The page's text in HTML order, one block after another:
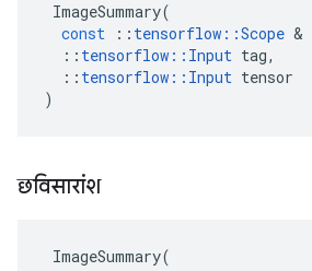
ImageSummary(
const
:: tensorflow ::Scope &
:: tensorflow :: Input tag,
:: tensorflow :: Input tensor
)
छविसारांश
ImageSummary(